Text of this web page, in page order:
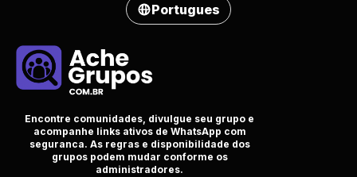
Portugues
Encontre comunidades, divulgue seu grupo e
acompanhe links ativos de WhatsApp com
seguranca. As regras e disponibilidade dos
grupos podem mudar conforme os
administradores.